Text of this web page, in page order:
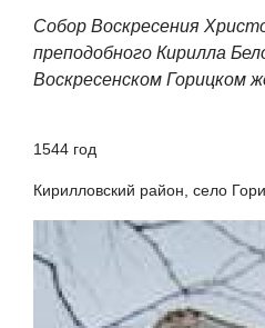
Собор Воскресения
преподобного Кирилла
Воскресенском Горицком
1544 год
Кирилловский район, село